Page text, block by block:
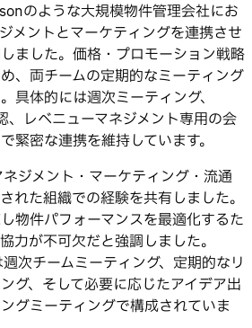
のような大規模物件管理会社にお
メントとマーケティングを連携させ
ました。価格・プロモーション戦略
、両チームの定期的なミーティング
具体的には週次ミーティング、
、レベニューマネジメント専用の会
緊密な連携を維持しています。
ジメント・マーケティング・流通
れた組織での経験を共有しました。
物件パフォーマンスを最適化するた
力が不可欠だと強調しました。
次チームミーティング、定期的なリ
グ、そして必要に応じたアイデア出
グミーティングで構成されていま